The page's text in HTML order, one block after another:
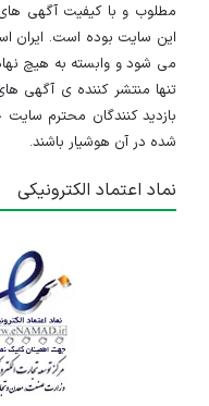
۵ سال پیش
مطلوب و با کیفیت آگهی
این سایت بوده است. ایران
می شود و وابسته به هیچ
تنها منتشر کننده ی آگهی
بازدید کنندگان محترم
شده در آن هوشیار باشند.
نماد اعتماد الکترونیکی